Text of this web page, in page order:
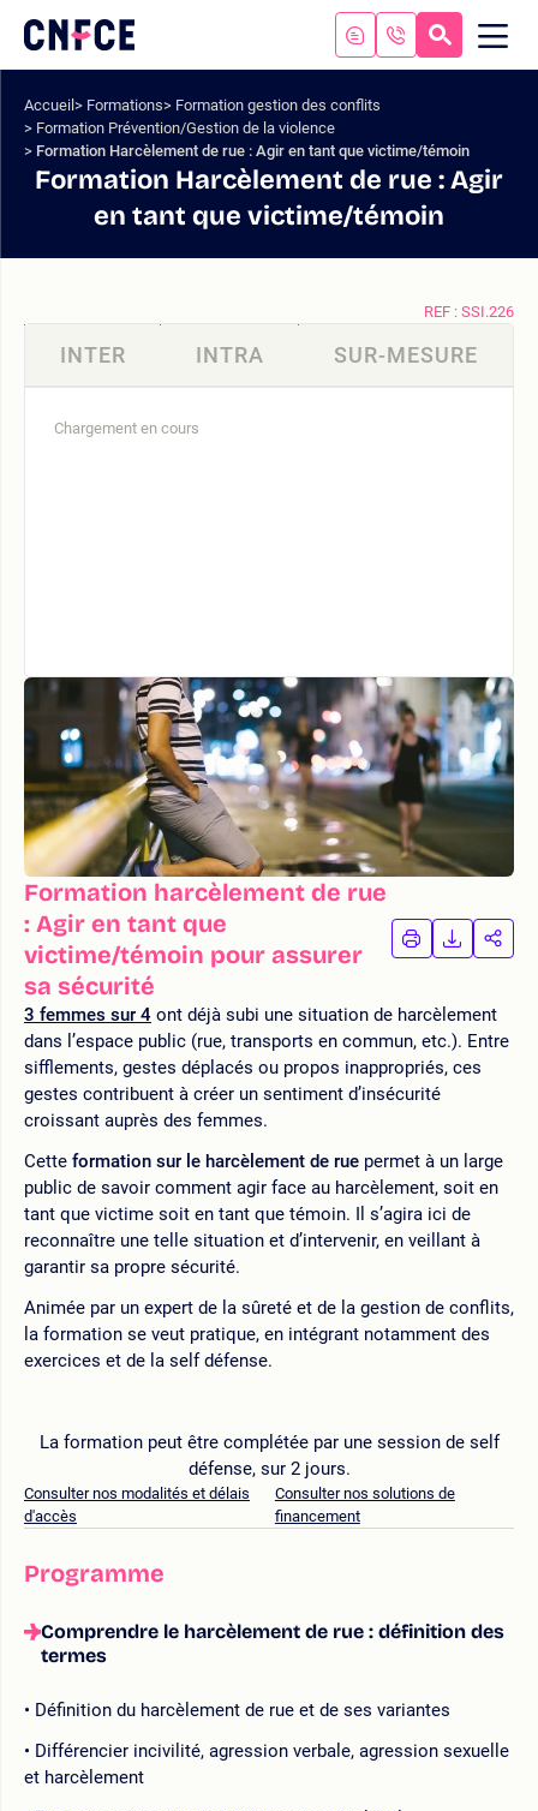
contenu
menu
Logo
site
Accueil Formations
Formation gestion des conflits
Formation Prévention/Gestion de la violence
Formation Harcèlement de rue : Agir en tant que victime/témoin
Formation Harcèlement de rue : Agir
en tant que victime/témoin
Formation harcèlement de rue
: Agir en tant que
victime/témoin pour assurer
sa sécurité
IMPRIMER
LA
LA
3 femmes sur 4 ont déjà subi une situation de harcèlement
dans l’espace public (rue, transports en commun, etc.). Entre
sifflements, gestes déplacés ou propos inappropriés, ces
gestes contribuent à créer un sentiment d’insécurité
croissant auprès des femmes.
Cette formation sur le harcèlement de rue permet à un large
public de savoir comment agir face au harcèlement, soit en
tant que victime soit en tant que témoin. Il s’agira ici de
reconnaître une telle situation et d’intervenir, en veillant à
garantir sa propre sécurité.
Animée par un expert de la sûreté et de la gestion de conflits,
la formation se veut pratique, en intégrant notamment des
exercices et de la self défense.
La formation peut être complétée par une session de self
défense, sur 2 jours.
Consulter nos modalités et délais
d'accès
Consulter nos solutions de
financement
Programme
Comprendre le harcèlement de rue : définition des
termes
Définition du harcèlement de rue et de ses variantes
Différencier incivilité, agression verbale, agression sexuelle
et harcèlement
REF : SSI.226
INTER INTRA SUR-MESURE